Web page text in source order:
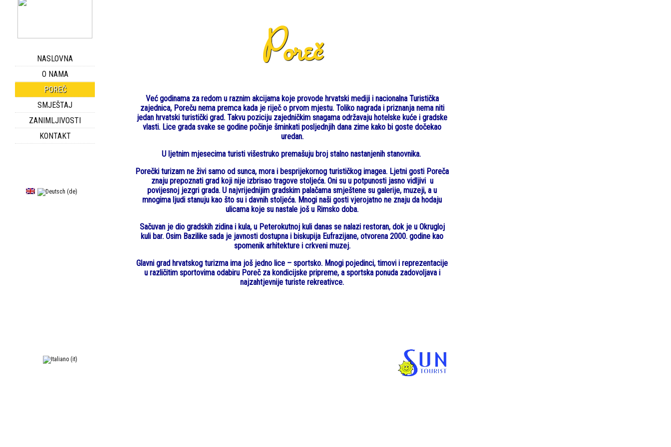
NASLOVNA
O NAMA
POREČ
SMJEŠTAJ
ZANIMLJIVOSTI
KONTAKT
Poreč
Već godinama za redom u raznim akcijama koje provode hrvatski mediji i nacionalna Turistička
zajednica, Poreču nema premca kada je riječ o prvom mjestu. Toliko nagrada i priznanja nema niti
jedan hrvatski turistički grad. Takvu poziciju zajedničkim snagama održavaju hotelske kuće i gradske
vlasti. Lice grada svake se godine počinje šminkati posljednjih dana zime kako bi goste dočekao
uredan.
U ljetnim mjesecima turisti višestruko premašuju broj stalno nastanjenih stanovnika.
Porečki turizam ne živi samo od sunca, mora i besprijekornog turističkog imagea. Ljetni gosti Poreča
znaju prepoznati grad koji nije izbrisao tragove stoljeća. Oni su u potpunosti jasno vidljivi u
povijesnoj jezgri grada. U najvrijednijim gradskim palačama smještene su galerije, muzeji, a u
mnogima ljudi stanuju kao što su i davnih stoljeća. Mnogi naši gosti vjerojatno ne znaju da hodaju
ulicama koje su nastale još u Rimsko doba.
Sačuvan je dio gradskih zidina i kula, u Peterokutnoj kuli danas se nalazi restoran, dok je u Okrugloj
kuli bar. Osim Bazilike sada je javnosti dostupna i biskupija Eufrazijane, otvorena 2000. godine kao
spomenik arhitekture i crkveni muzej.
Glavni grad hrvatskog turizma ima još jedno lice – sportsko. Mnogi pojedinci, timovi i reprezentacije
u različitim sportovima odabiru Poreč za kondicijske pripreme, a sportska ponuda zadovoljava i
najzahtjevnije turiste rekreativce.